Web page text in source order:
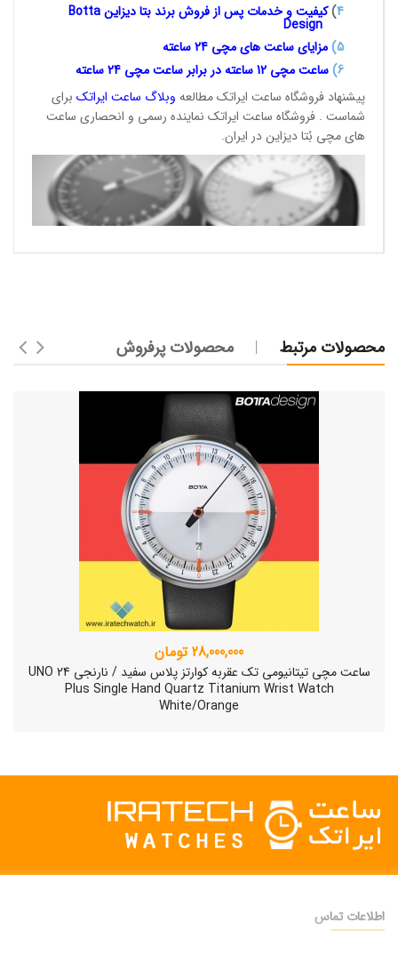
4
)کیفیت و خدمات پس از فروش برند بتا دیزاینBotta
Design
5) مزایای ساعت های مچی 24
ساعته
6) ساعت مچی 12 ساعته در برابر ساعت
مچی 24 ساعته
پیشنهاد فروشگاه ساعت ایراتک مطالعه وبلاگ ساعت ایراتک برای
شماست . فروشگاه ساعت ایراتک نماینده رسمی و انحصاری ساعت
های مچی بُتا دیزاین در ایران.
محصولات مرتبط محصولات پرفروش
28,000,000 تومان
ساعت مچی تیتانیومی تک عقربه کوارتز پلاس سفید / نارنجی UNO 24
Plus Single Hand Quartz Titanium Wrist Watch
White/Orange
اطلاعات تماس